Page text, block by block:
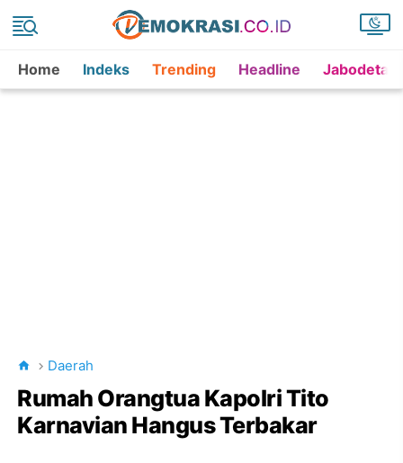
Home Indeks Trending Headline
Daerah
Rumah Orangtua Kapolri Tito
Karnavian Hangus Terbakar